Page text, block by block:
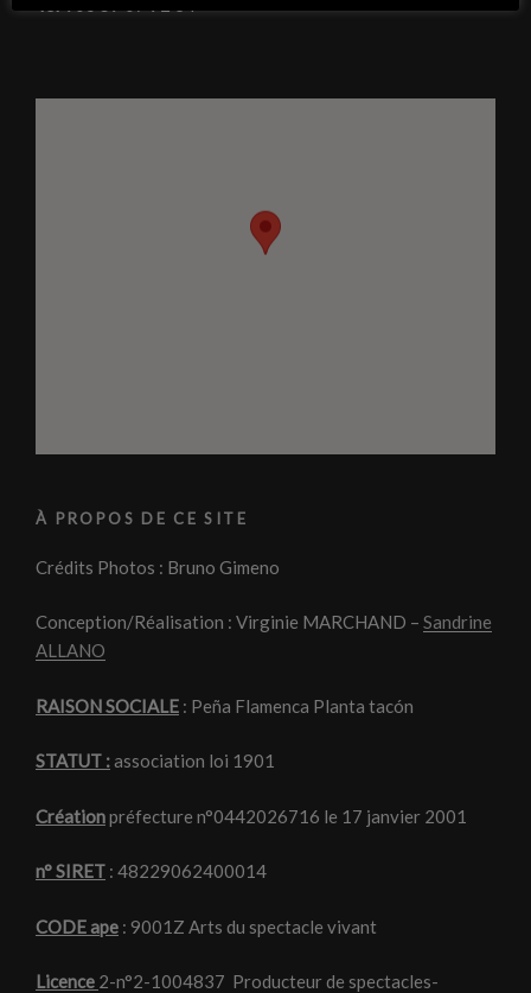
À PROPOS DE CE SITE
Crédits Photos : Bruno Gimeno
Conception/Réalisation : Virginie MARCHAND – Sandrine
ALLANO
RAISON SOCIALE : Peña Flamenca Planta tacón
STATUT :association loi 1901
Créationpréfecture n°0442026716 le 17 janvier 2001
n° SIRET : 48229062400014
CODE ape : 9001Z Arts du spectacle vivant
Licence 2-n°2-1004837 Producteur de spectacles-